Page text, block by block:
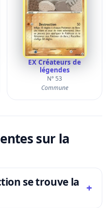
EX Créateurs de
légendes
N° 53
Commune
sur la
se trouve la